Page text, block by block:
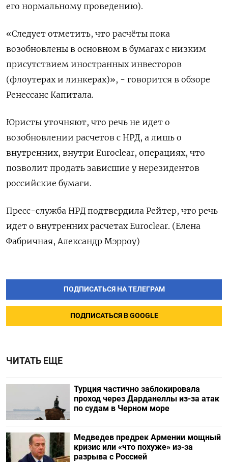
его нормальному проведению).
«Следует отметить, что расчёты пока
возобновлены в основном в бумагах с низким
присутствием иностранных инвесторов
(флоутерах и линкерах)», - говорится в обзоре
Ренессанс Капитала.
Юристы уточняют, что речь не идет о
возобновлении расчетов с НРД, а лишь о
внутренних, внутри Euroclear, операциях, что
позволит продать зависшие у нерезидентов
российские бумаги.
Пресс-служба НРД подтвердила Рейтер, что речь
идет о внутренних расчетах Euroclear. (Елена
Фабричная, Александр Мэрроу)
ПОДПИСАТЬСЯ НА ТЕЛЕГРАМ
ПОДПИСАТЬСЯ В GOOGLE
ЧИТАТЬ ЕЩЕ
Турция частично заблокировала
проход через Дарданеллы из-за атак
по судам в Черном море
Медведев предрек Армении мощный
кризис или «что похуже» из-за
разрыва с Россией